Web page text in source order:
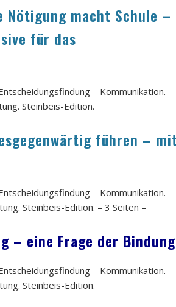
Nötigung macht Schule –
für das
– Kommunikation.
Steinbeis-Edition.
führen –
– Kommunikation.
Steinbeis-Edition. – 3 Seiten –
– eine Frage der Bindung
– Kommunikation.
Steinbeis-Edition.